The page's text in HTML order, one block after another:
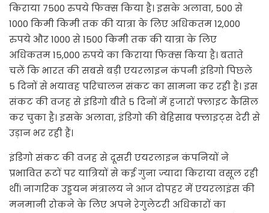
किराया 7500 रुपये फिक्स किया है। इसके अलावा, 500 से
1000 किमी किमी तक की यात्रा के लिए अधिकतम 12,000
रुपये और 1000 से 1500 किमी तक की यात्रा के लिए
अधिकतम 15,000 रुपये का किराया फिक्स किया है। बताते
चलें कि भारत की सबसे बड़ी एयरलाइन कंपनी इंडिगो पिछले
5 दिनों से भयावह परिचालन संकट का सामना कर रही है। इस
संकट की वजह से इंडिगो बीते 5 दिनों में हजारों फ्लाइट कैंसिल
कर चुका है। इसके अलावा, इंडिगो की बेहिसाब फ्लाइट्स देरी से
उड़ान भर रही हैं।
इंडिगो संकट की वजह से दूसरी एयरलाइन कंपनियों ने
प्रभावित रूटों पर यात्रियों से कई गुना ज्यादा किराया वसूल रही
थीं। नागरिक उड्डयन मंत्रालय ने आज दोपहर में एयरलाइंस की
मनमानी रोकने के लिए अपने रेगुलेटरी अधिकारों का